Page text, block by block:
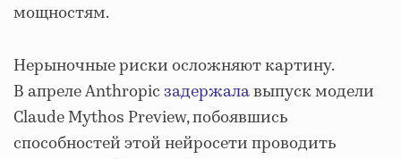
мощностям.
Нерыночные риски осложняют картину.
В апреле Anthropicзадержалавыпуск модели
Claude Mythos Preview, побоявшись
способностей этой нейросети проводить